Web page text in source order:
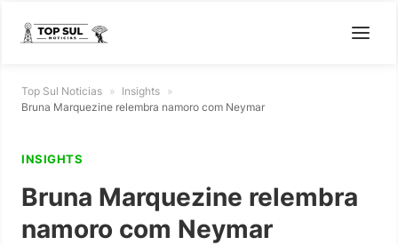
Top Sul Noticias » Insights »
Bruna Marquezine relembra namoro com Neymar
INSIGHTS
Bruna Marquezine relembra
namoro com Neymar